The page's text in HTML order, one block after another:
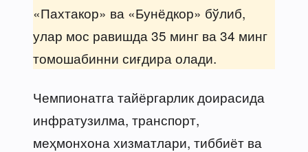
«Пахтакор» ва «Бунёдкор» бўлиб,
улар мос равишда 35 минг ва 34 минг
томошабинни сиғдира олади.
Чемпионатга тайёргарлик доирасида
инфратузилма, транспорт,
меҳмонхона хизматлари, тиббиёт ва